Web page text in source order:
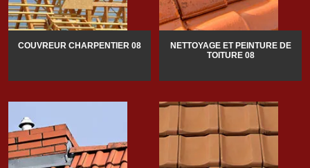
COUVREUR CHARPENTIER 08
NETTOYAGE ET PEINTURE DE
TOITURE 08